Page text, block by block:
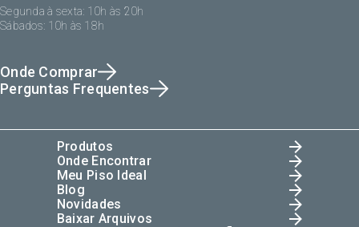
Segunda à sexta: 10h às 20h
Sábados: 10h às 18h
Onde Comprar
Perguntas Frequentes
Produtos
Onde Encontrar
Meu Piso Ideal
Blog
Novidades
Baixar Arquivos